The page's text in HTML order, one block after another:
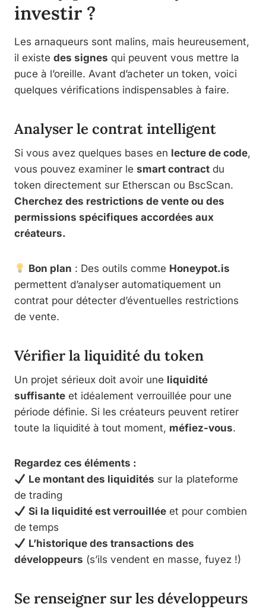
investir ?
Les arnaqueurs sont malins, mais heureusement,
il existe des signes qui peuvent vous mettre la
puce à l’oreille. Avant d’acheter un token, voici
quelques vérifications indispensables à faire.
Analyser le contrat intelligent
Si vous avez quelques bases en lecture de code,
vous pouvez examiner le smart contract du
token directement sur Etherscan ou BscScan.
Cherchez des restrictions de vente ou des
permissions spécifiques accordées aux
créateurs.
Bon plan : Des outils comme Honeypot.is
permettent d’analyser automatiquement un
contrat pour détecter d’éventuelles restrictions
de vente.
Vérifier la liquidité du token
Un projet sérieux doit avoir une liquidité
suffisante et idéalement verrouillée pour une
période définie. Si les créateurs peuvent retirer
toute la liquidité à tout moment, méfiez-vous.
Regardez ces éléments :
Le montant des liquidités sur la plateforme
de trading
Si la liquidité est verrouillée et pour combien
de temps
L’historique des transactions des
développeurs (s’ils vendent en masse, fuyez !)
Se renseigner sur les développeurs